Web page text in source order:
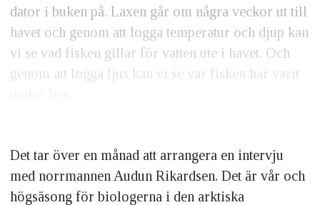
dator i buken på. Laxen går om några veckor ut till
havet och genom att logga temperatur och djup kan
vi se vad fisken gillar för vatten ute i havet. Och
genom att logga ljus kan vi se var fisken har varit
Det tar över en månad att arrangera en intervju
med norrmannen Audun Rikardsen. Det är vår och
högsäsong för biologerna i den arktiska